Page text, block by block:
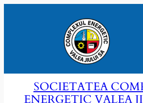
SOCIETATEA
ENERGETIC VALEA